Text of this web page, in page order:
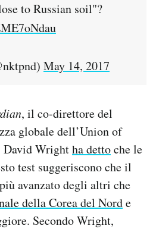
to Russian soil"?
May 14, 2017
, il co-direttore del
globale dell’Union of
David Wrightha dettoche le
test suggeriscono che il
avanzato degli altri che
della Corea del Norde
Secondo Wright,